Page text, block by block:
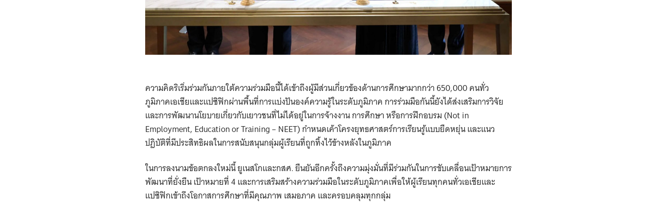
ความคิดริเริ่มร่วมกันภายใต้ความร่วมมือนี้ได้เข้าถึงผู้มีส่วนเกี่ยวข้องด้านการศึกษามากกว่า 650,000 คนทั่ว
ภูมิภาคเอเชียและแปซิฟิกผ่านพื้นที่การแบ่งปันองค์ความรู้ในระดับภูมิภาค การร่วมมือกันนี้ยังได้ส่งเสริมการวิจัย
และการพัฒนานโยบายเกี่ยวกับเยาวชนที่ไม่ได้อยู่ในการจ้างงาน การศึกษา หรือการฝึกอบรม (Not in
Employment, Education or Training – NEET) กำหนดเค้าโครงยุทธศาสตร์การเรียนรู้แบบยืดหยุ่น และแนว
ปฏิบัติที่มีประสิทธิผลในการสนับสนุนกลุ่มผู้เรียนที่ถูกทิ้งไว้ข้างหลังในภูมิภาค
ในการลงนามข้อตกลงใหม่นี้ ยูเนสโกและกสศ. ยืนยันอีกครั้งถึงความมุ่งมั่นที่มีร่วมกันในการขับเคลื่อนเป้าหมายการ
พัฒนาที่ยั่งยืน เป้าหมายที่ 4 และการเสริมสร้างความร่วมมือในระดับภูมิภาคเพื่อให้ผู้เรียนทุกคนทั่วเอเชียและ
แปซิฟิกเข้าถึงโอกาสการศึกษาที่มีคุณภาพ เสมอภาค และครอบคลุมทุกกลุ่ม